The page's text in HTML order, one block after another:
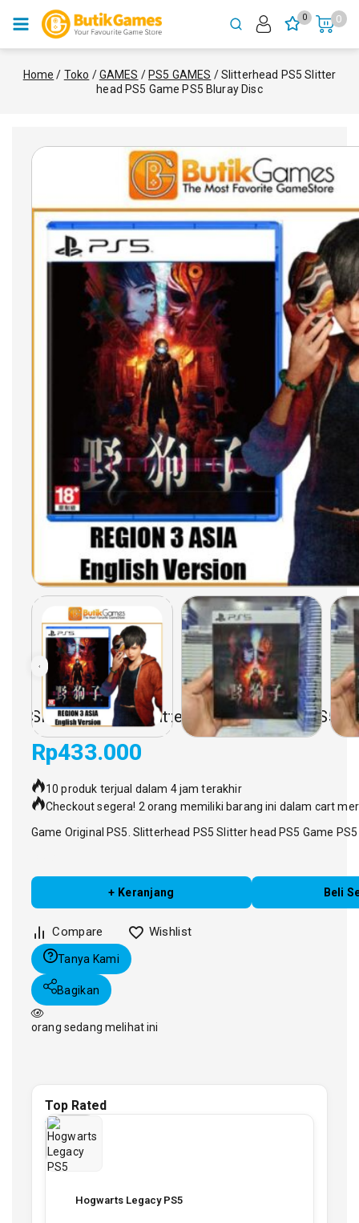
0 0
Home / Toko / GAMES / PS5 GAMES / Slitterhead PS5 Slitter
head PS5 Game PS5 Bluray Disc
Top Rated
Hogwarts Legacy PS5
Slitterhead PS5 Slitter head PS5 Game PS5
Rp433.000
10 produk terjual dalam 4 jam terakhir
Checkout segera! 2 orang memiliki barang ini dalam cart
Game Original PS5. Slitterhead PS5 Slitter head PS5 Game
+ Keranjang Beli
Compare Wishlist
Tanya Kami
Bagikan
orang sedang melihat ini